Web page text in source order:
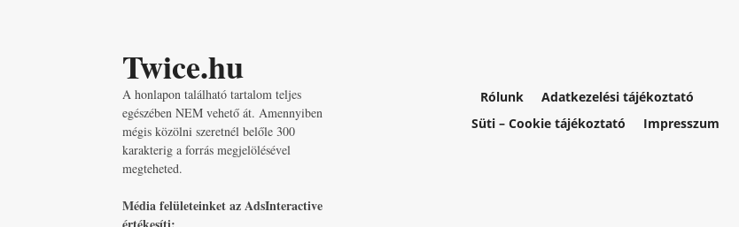
Twice.hu
A honlapon található tartalom teljes
egészében NEM vehető át. Amennyiben
mégis közölni szeretnél belőle 300
karakterig a forrás megjelölésével
megteheted.
Média felületeinket az AdsInteractive
Rólunk
Adatkezelési tájékoztató
Süti – Cookie tájékoztató
Impresszum